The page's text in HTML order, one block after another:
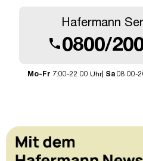
Hafermann
call0800/
Mo-Fr 7:00-22:00 Uhr| Sa 08:00-